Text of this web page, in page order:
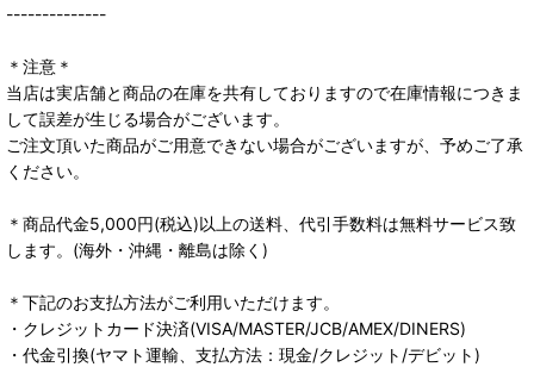
--------------
＊注意＊
当店は実店舗と商品の在庫を共有しておりますので在庫情報につきま
して誤差が生じる場合がございます。
ご注文頂いた商品がご用意できない場合がございますが、予めご了承
ください。
＊商品代金5,000円(税込)以上の送料、代引手数料は無料サービス致
します。(海外・沖縄・離島は除く)
＊下記のお支払方法がご利用いただけます。
・クレジットカード決済(VISA/MASTER/JCB/AMEX/DINERS)
・代金引換(ヤマト運輸、支払方法：現金/クレジット/デビット)